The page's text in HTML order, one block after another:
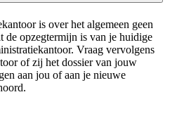
is over het algemeen geen
de opzegtermijn is van je huidige
Vraag vervolgens
of zij het dossier van jouw
aan jou of aan je nieuwe